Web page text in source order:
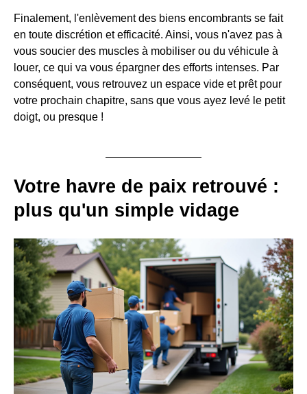
Finalement, l'enlèvement des biens encombrants se fait
en toute discrétion et efficacité. Ainsi, vous n'avez pas à
vous soucier des muscles à mobiliser ou du véhicule à
louer, ce qui va vous épargner des efforts intenses. Par
conséquent, vous retrouvez un espace vide et prêt pour
votre prochain chapitre, sans que vous ayez levé le petit
doigt, ou presque !
Votre havre de paix retrouvé :
plus qu'un simple vidage